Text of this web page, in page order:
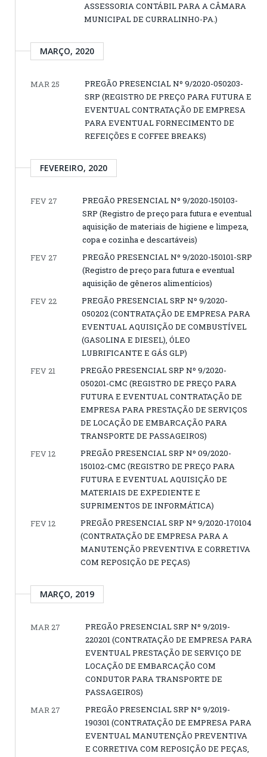
ASSESSORIA CONTÁBIL PARA A CÂMARA
MUNICIPAL DE CURRALINHO-PA.)
MARÇO, 2020
MAR 25
PREGÃO PRESENCIAL Nº 9/2020-050203-
SRP (REGISTRO DE PREÇO PARA FUTURA E
EVENTUAL CONTRATAÇÃO DE EMPRESA
PARA EVENTUAL FORNECIMENTO DE
REFEIÇÕES E COFFEE BREAKS)
FEVEREIRO, 2020
FEV 27
PREGÃO PRESENCIAL Nº 9/2020-150103-
SRP (Registro de preço para futura e eventual
aquisição de materiais de higiene e limpeza,
copa e cozinha e descartáveis)
FEV 27
PREGÃO PRESENCIAL Nº 9/2020-150101-SRP
(Registro de preço para futura e eventual
aquisição de gêneros alimentícios)
FEV 22
PREGÃO PRESENCIAL SRP Nº 9/2020-
050202 (CONTRATAÇÃO DE EMPRESA PARA
EVENTUAL AQUISIÇÃO DE COMBUSTÍVEL
(GASOLINA E DIESEL), ÓLEO
LUBRIFICANTE E GÁS GLP)
FEV 21
PREGÃO PRESENCIAL SRP Nº 9/2020-
050201-CMC (REGISTRO DE PREÇO PARA
FUTURA E EVENTUAL CONTRATAÇÃO DE
EMPRESA PARA PRESTAÇÃO DE SERVIÇOS
DE LOCAÇÃO DE EMBARCAÇÃO PARA
TRANSPORTE DE PASSAGEIROS)
FEV 12
PREGÃO PRESENCIAL SRP Nº 09/2020-
150102-CMC (REGISTRO DE PREÇO PARA
FUTURA E EVENTUAL AQUISIÇÃO DE
MATERIAIS DE EXPEDIENTE E
SUPRIMENTOS DE INFORMÁTICA)
FEV 12
PREGÃO PRESENCIAL SRP Nº 9/2020-170104
(CONTRATAÇÃO DE EMPRESA PARA A
MANUTENÇÃO PREVENTIVA E CORRETIVA
COM REPOSIÇÃO DE PEÇAS)
MARÇO, 2019
MAR 27
PREGÃO PRESENCIAL SRP Nº 9/2019-
220201 (CONTRATAÇÃO DE EMPRESA PARA
EVENTUAL PRESTAÇÃO DE SERVIÇO DE
LOCAÇÃO DE EMBARCAÇÃO COM
CONDUTOR PARA TRANSPORTE DE
PASSAGEIROS)
MAR 27
PREGÃO PRESENCIAL SRP Nº 9/2019-
190301 (CONTRATAÇÃO DE EMPRESA PARA
EVENTUAL MANUTENÇÃO PREVENTIVA
E CORRETIVA COM REPOSIÇÃO DE PEÇAS,